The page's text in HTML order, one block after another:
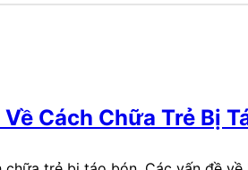
Cách Chữa Trẻ Bị